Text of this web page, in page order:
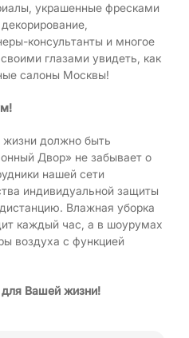
украшенные фресками
консультанты и многое
глазами увидеть, как
салоны Москвы!
жизни должно быть
Двор» не забывает о
нашей сети
индивидуальной защиты
Влажная уборка
каждый час, а в шоурумах
воздуха с функцией
Вашей жизни!